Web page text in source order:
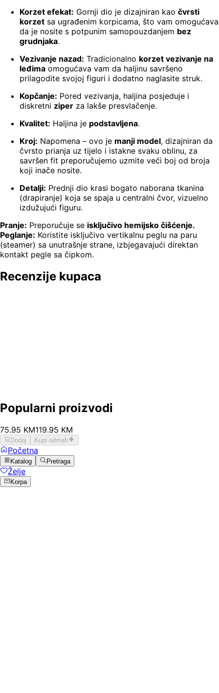
Korzet efekat: Gornji dio je dizajniran kao čvrsti
korzet sa ugrađenim korpicama, što vam omogućava
da je nosite s potpunim samopouzdanjem bez
grudnjaka.
Vezivanje nazad: Tradicionalno korzet vezivanje na
leđima omogućava vam da haljinu savršeno
prilagodite svojoj figuri i dodatno naglasite struk.
Kopčanje: Pored vezivanja, haljina posjeduje i
diskretni ziper za lakše presvlačenje.
Kvalitet: Haljina je podstavljena.
Kroj: Napomena – ovo je manji model, dizajniran da
čvrsto prianja uz tijelo i istakne svaku oblinu, za
savršen fit preporučujemo uzmite veći boj od broja
koji inače nosite.
Detalji: Prednji dio krasi bogato naborana tkanina
(drapiranje) koja se spaja u centralni čvor, vizuelno
izdužujući figuru.
Pranje: Preporučuje se isključivo hemijsko čišćenje.
Peglanje: Koristite isključivo vertikalnu peglu na paru
(steamer) sa unutrašnje strane, izbjegavajući direktan
kontakt pegle sa čipkom.
Recenzije kupaca
Popularni proizvodi
75.95 KM119.95 KM
Dodaj Kupi odmah
Početna
Katalog Pretraga
Želje
Korpa